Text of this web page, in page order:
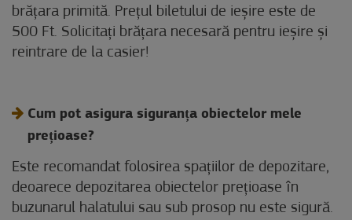
brățara primită. Prețul biletului de ieșire este de
500 Ft. Solicitați brățara necesară pentru ieșire și
reintrare de la casier!
Cum pot asigura siguranța obiectelor mele
prețioase?
Este recomandat folosirea spațiilor de depozitare,
deoarece depozitarea obiectelor prețioase în
buzunarul halatului sau sub prosop nu este sigură.